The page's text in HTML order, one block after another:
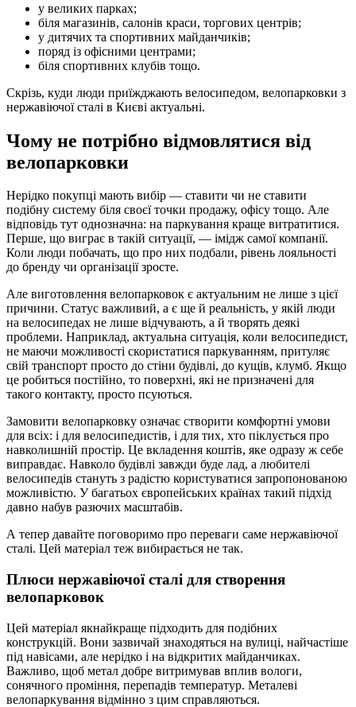
у великих парках;
біля магазинів, салонів краси, торгових центрів;
у дитячих та спортивних майданчиків;
поряд із офісними центрами;
біля спортивних клубів тощо.
Скрізь, куди люди приїжджають велосипедом, велопарковки з
нержавіючої сталі в Києві актуальні.
Чому не потрібно відмовлятися від
велопарковки
Нерідко покупці мають вибір — ставити чи не ставити
подібну систему біля своєї точки продажу, офісу тощо. Але
відповідь тут однозначна: на паркування краще витратитися.
Перше, що виграє в такій ситуації, — імідж самої компанії.
Коли люди побачать, що про них подбали, рівень лояльності
до бренду чи організації зросте.
Але виготовлення велопарковок є актуальним не лише з цієї
причини. Статус важливий, а є ще й реальність, у якій люди
на велосипедах не лише відчувають, а й творять деякі
проблеми. Наприклад, актуальна ситуація, коли велосипедист,
не маючи можливості скористатися паркуванням, притуляє
свій транспорт просто до стіни будівлі, до кущів, клумб. Якщо
це робиться постійно, то поверхні, які не призначені для
такого контакту, просто псуються.
Замовити велопарковку означає створити комфортні умови
для всіх: і для велосипедистів, і для тих, хто піклується про
навколишній простір. Це вкладення коштів, яке одразу ж себе
виправдає. Навколо будівлі завжди буде лад, а любителі
велосипедів стануть з радістю користуватися запропонованою
можливістю. У багатьох європейських країнах такий підхід
давно набув разючих масштабів.
А тепер давайте поговоримо про переваги саме нержавіючої
сталі. Цей матеріал теж вибирається не так.
Плюси нержавіючої сталі для створення
велопарковок
Цей матеріал якнайкраще підходить для подібних
конструкцій. Вони зазвичай знаходяться на вулиці, найчастіше
під навісами, але нерідко і на відкритих майданчиках.
Важливо, щоб метал добре витримував вплив вологи,
сонячного проміння, перепадів температур. Металеві
велопаркування відмінно з цим справляються.